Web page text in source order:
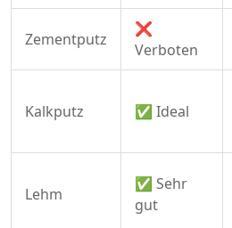
Zementputz
❌
Verboten
Kalkputz ✅ Ideal
Lehm
✅ Sehr
gut